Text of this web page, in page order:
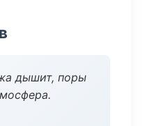
дышит, поры